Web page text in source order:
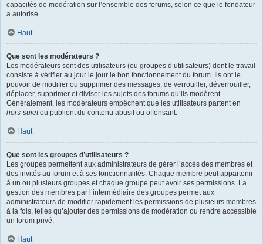
capacités de modération sur l’ensemble des forums, selon ce que le fondateur
a autorisé.
Haut
Que sont les modérateurs ?
Les modérateurs sont des utilisateurs (ou groupes d’utilisateurs) dont le travail
consiste à vérifier au jour le jour le bon fonctionnement du forum. Ils ont le
pouvoir de modifier ou supprimer des messages, de verrouiller, déverrouiller,
déplacer, supprimer et diviser les sujets des forums qu’ils modèrent.
Généralement, les modérateurs empêchent que les utilisateurs partent en
hors-sujetou publient du contenu abusif ou offensant.
Haut
Que sont les groupes d’utilisateurs ?
Les groupes permettent aux administrateurs de gérer l’accès des membres et
des invités au forum et à ses fonctionnalités. Chaque membre peut appartenir
à un ou plusieurs groupes et chaque groupe peut avoir ses permissions. La
gestion des membres par l’intermédiaire des groupes permet aux
administrateurs de modifier rapidement les permissions de plusieurs membres
à la fois, telles qu’ajouter des permissions de modération ou rendre accessible
un forum privé.
Haut